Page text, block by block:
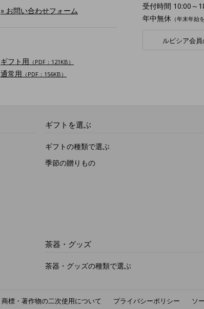
» お問い合わせフォーム
ギフト用 （PDF：121KB）
通常用 （PDF：156KB）
受付時間 10:00～
年中無休 （年末年始
ルピシア会
ギフトを選ぶ
ギフトの種類で選ぶ
季節の贈りもの
茶器・グッズ
茶器・グッズの種類で選ぶ
商標・著作物の二次使用について プライバシーポリシー ソ